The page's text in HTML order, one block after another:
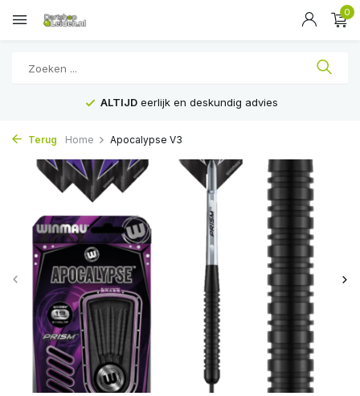
0
ALTIJD eerlijk en deskundig advies
Terug Home Apocalypse V3